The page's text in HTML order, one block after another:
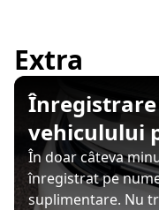
Extra
vehiculului
În doar câteva
înregistrat pe
suplimentare. Nu